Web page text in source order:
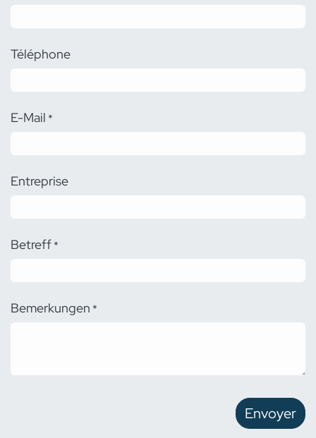
Téléphone
E-Mail *
Entreprise
Betreff*
Bemerkungen *
Envoyer